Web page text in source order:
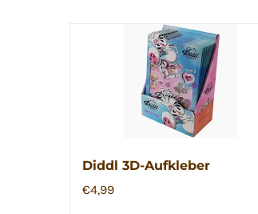
Diddl 3D-Aufkleber
€4,99